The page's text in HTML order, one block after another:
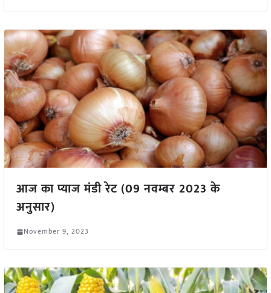
आज का प्याज मंडी रेट (09 नवम्बर 2023 के
अनुसार)
November 9, 2023